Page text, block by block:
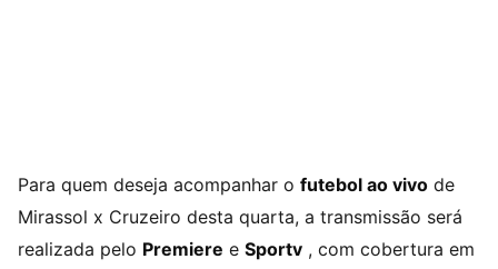
Para quem deseja acompanhar o futebol ao vivo de
Mirassol x Cruzeiro desta quarta, a transmissão será
realizada pelo Premiere e Sportv , com cobertura em